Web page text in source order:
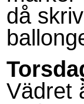
då
Vädret